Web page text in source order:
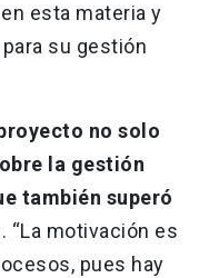
esta materia y
su gestión
no solo
la gestión
también superó
. “La motivación es
pues hay